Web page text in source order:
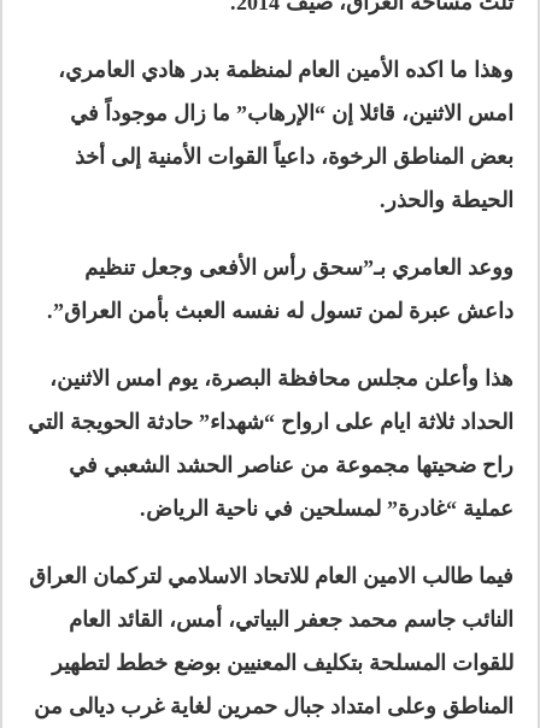
وهذا ما اكده الأمين العام لمنظمة بدر هادي العامري،
امس الاثنين، قائلا إن “الإرهاب” ما زال موجوداً في
بعض المناطق الرخوة، داعياً القوات الأمنية إلى أخذ
الحيطة والحذر.
ووعد العامري بـ”سحق رأس الأفعى وجعل تنظيم
داعش عبرة لمن تسول له نفسه العبث بأمن العراق”.
هذا وأعلن مجلس محافظة البصرة، يوم امس الاثنين،
الحداد ثلاثة ايام على ارواح “شهداء” حادثة الحويجة التي
راح ضحيتها مجموعة من عناصر الحشد الشعبي في
عملية “غادرة” لمسلحين في ناحية الرياض.
فيما طالب الامين العام للاتحاد الاسلامي لتركمان العراق
النائب جاسم محمد جعفر البياتي، أمس، القائد العام
للقوات المسلحة بتكليف المعنيين بوضع خطط لتطهير
المناطق وعلى امتداد جبال حمرين لغاية غرب ديالى من